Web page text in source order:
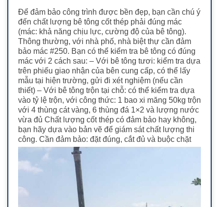
Để đảm bảo công trình được bền đẹp, bạn cần chú ý
đến chất lượng bê tông cốt thép phải đúng mác
(mác: khả năng chịu lực, cường độ của bê tông).
Thông thường, với nhà phố, nhà biệt thự cần đảm
bảo mác #250. Bạn có thể kiểm tra bê tông có đúng
mác với 2 cách sau: – Với bê tông tươi: kiểm tra dựa
trên phiếu giao nhận của bên cung cấp, có thể lấy
mẫu tại hiện trường, gửi đi xét nghiệm (nếu cần
thiết) – Với bê tông trộn tại chỗ: có thể kiểm tra dựa
vào tỷ lệ trộn, với công thức: 1 bao xi măng 50kg trộn
với 4 thùng cát vàng, 6 thùng đá 1×2 và lượng nước
vừa đủ Chất lượng cốt thép có đảm bảo hay không,
bạn hãy dựa vào bản vẽ để giám sát chất lượng thi
công. Cần đảm bảo: đặt đúng, cắt đủ và buộc chặt